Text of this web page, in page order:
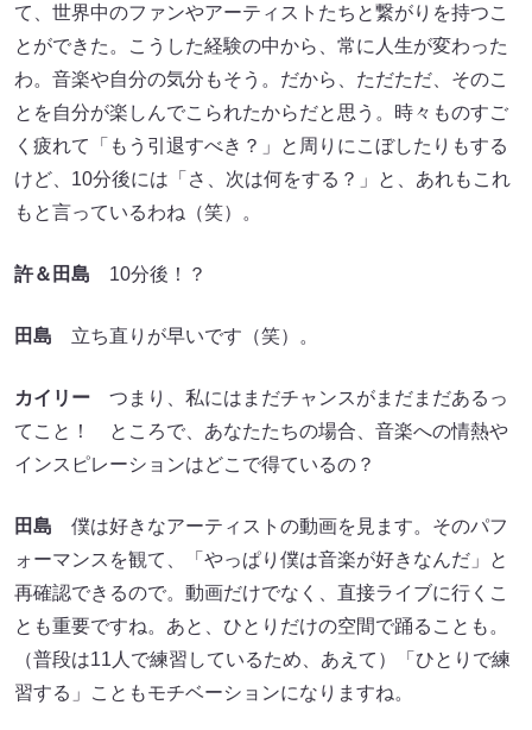
て、世界中のファンやアーティストたちと繋がりを持つこ
とができた。こうした経験の中から、常に人生が変わった
わ。音楽や自分の気分もそう。だから、ただただ、そのこ
とを自分が楽しんでこられたからだと思う。時々ものすご
く疲れて「もう引退すべき？」と周りにこぼしたりもする
けど、10分後には「さ、次は何をする？」と、あれもこれ
もと言っているわね（笑）。
許＆田島 10分後！？
田島 立ち直りが早いです（笑）。
カイリー つまり、私にはまだチャンスがまだまだあるっ
てこと！ ところで、あなたたちの場合、音楽への情熱や
インスピレーションはどこで得ているの？
田島 僕は好きなアーティストの動画を見ます。そのパフ
ォーマンスを観て、「やっぱり僕は音楽が好きなんだ」と
再確認できるので。動画だけでなく、直接ライブに行くこ
とも重要ですね。あと、ひとりだけの空間で踊ることも。
（普段は11人で練習しているため、あえて）「ひとりで練
習する」こともモチベーションになりますね。